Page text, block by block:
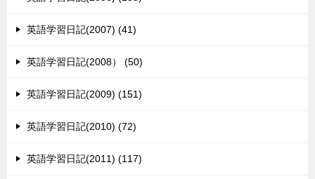
英語学習日記(2007) (41)
英語学習日記(2008） (50)
英語学習日記(2009) (151)
英語学習日記(2010) (72)
英語学習日記(2011) (117)